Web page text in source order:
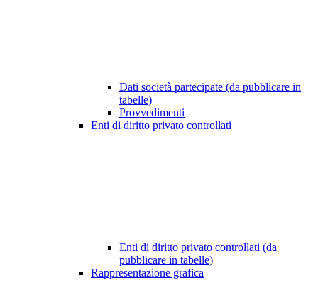
Dati società partecipate (da pubblicare in
tabelle)
Provvedimenti
Enti di diritto privato controllati
Enti di diritto privato controllati (da
pubblicare in tabelle)
Rappresentazione grafica